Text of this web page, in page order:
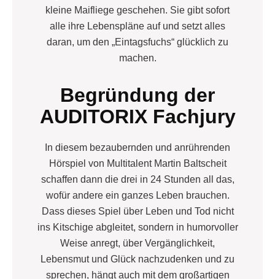
kleine Maifliege geschehen. Sie gibt sofort
alle ihre Lebenspläne auf und setzt alles
daran, um den „Eintagsfuchs“ glücklich zu
machen.
Begründung der
AUDITORIX Fachjury
In diesem bezaubernden und anrührenden
Hörspiel von Multitalent Martin Baltscheit
schaffen dann die drei in 24 Stunden all das,
wofür andere ein ganzes Leben brauchen.
Dass dieses Spiel über Leben und Tod nicht
ins Kitschige abgleitet, sondern in humorvoller
Weise anregt, über Vergänglichkeit,
Lebensmut und Glück nachzudenken und zu
sprechen, hängt auch mit dem großartigen